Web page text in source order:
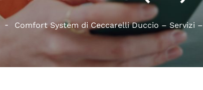
Comfort System di Ceccarelli Duccio – Servizi